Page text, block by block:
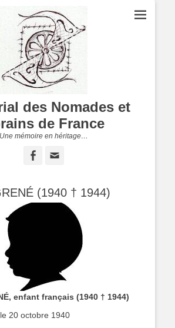
des Nomades et
de France
Une mémoire en héritage…
Facebook
(1940 † 1944)
enfant français (1940 † 1944)
20 octobre 1940